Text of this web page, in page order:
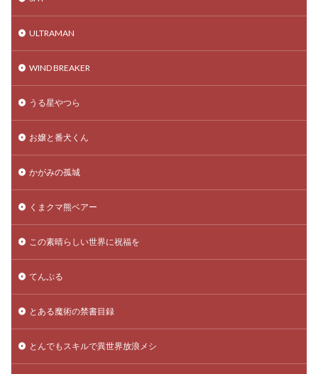
ULTRAMAN
WIND BREAKER
うる星やつら
お嬢と番犬くん
かがみの孤城
くまクマ熊ベアー
この素晴らしい世界に祝福を
てんぷる
とある魔術の禁書目録
とんでもスキルで異世界放浪メシ